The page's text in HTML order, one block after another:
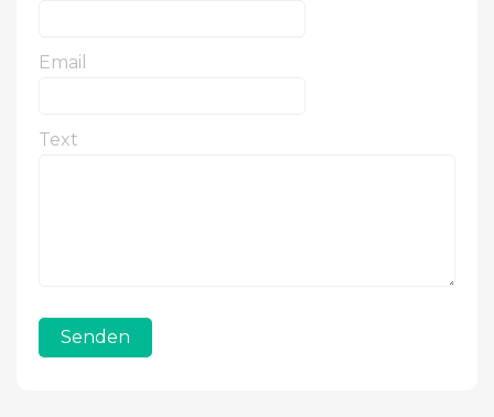
Email
Text
Senden